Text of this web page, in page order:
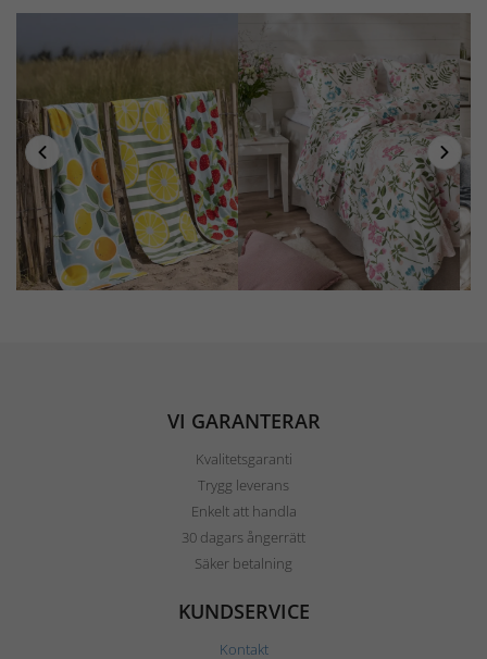
VI GARANTERAR
Kvalitetsgaranti
Trygg leverans
Enkelt att handla
30 dagars ångerrätt
Säker betalning
KUNDSERVICE
Kontakt